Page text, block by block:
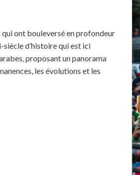
qui ont bouleversé en profondeur
siècle d’histoire qui est ici
proposant un panorama
les évolutions et les